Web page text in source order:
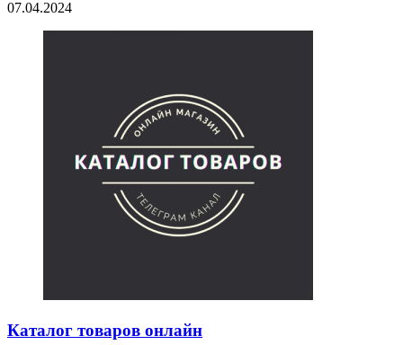
07.04.2024
Каталог товаров онлайн